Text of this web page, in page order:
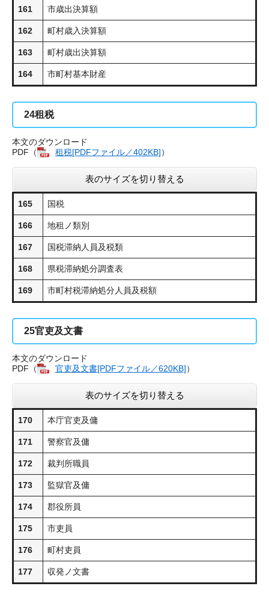
161 市歳出決算額
162 町村歳入決算額
163 町村歳出決算額
164 市町村基本財産
24租税
本文のダウンロード
PDF（
租税[PDFファイル／402KB]​）
表のサイズを切り替える
165 国税
166 地租ノ類別
167 国税滞納人員及税類
168 県税滞納処分調査表
169 市町村税滞納処分人員及税額
25官吏及文書
本文のダウンロード
PDF（
官吏及文書​[PDFファイル／620KB]）
表のサイズを切り替える
170 本庁官吏及傭
171 警察官及傭
172 裁判所職員
173 監獄官及傭
174 郡役所員
175 市吏員
176 町村吏員
177 収発ノ文書